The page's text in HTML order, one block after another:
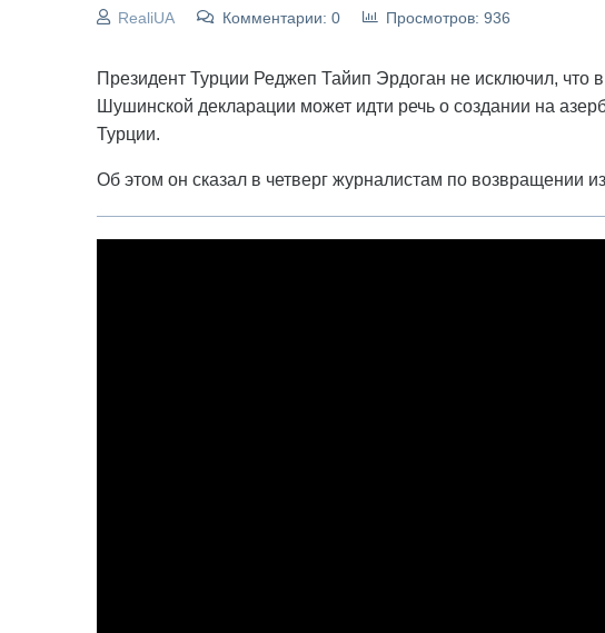
RealiUA
Комментарии: 0 Просмотров: 936
Президент Турции Реджеп Тайип Эрдоган не исключил, что
Шушинской декларации может идти речь о создании на
Турции.
Об этом он сказал в четверг журналистам по возвращении